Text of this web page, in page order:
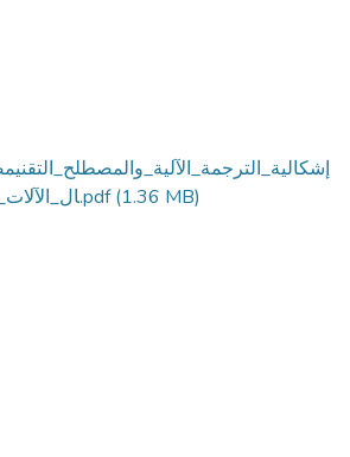
ال_الآلات_الكهرو_منزليةنموذجا.pdf(1.36 MB)